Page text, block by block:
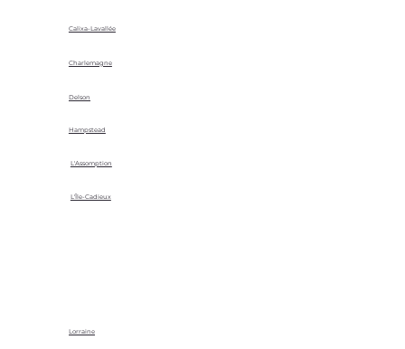
Calixa-Lavallée
Charlemagne
Delson
Hampstead
L'Assomption
L'Île-Cadieux
Lorraine